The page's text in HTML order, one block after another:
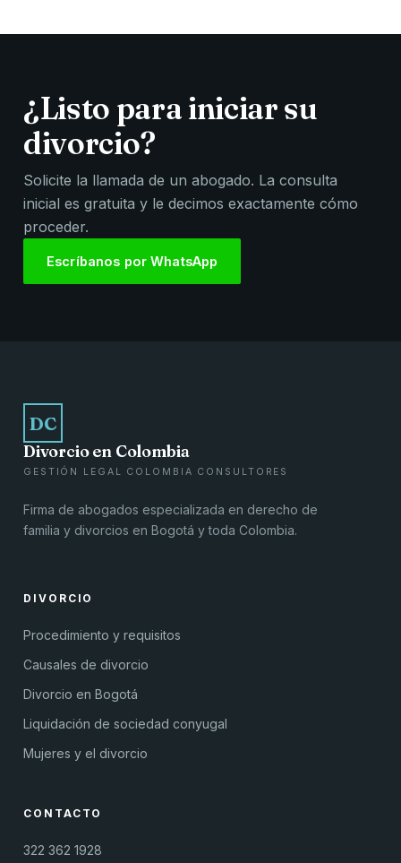
¿Listo para iniciar su
divorcio?
Solicite la llamada de un abogado. La consulta
inicial es gratuita y le decimos exactamente cómo
proceder.
Escríbanos por WhatsApp
DC
Divorcio en Colombia
GESTIÓN LEGAL COLOMBIA CONSULTORES
Firma de abogados especializada en derecho de
familia y divorcios en Bogotá y toda Colombia.
DIVORCIO
Procedimiento y requisitos
Causales de divorcio
Divorcio en Bogotá
Liquidación de sociedad conyugal
Mujeres y el divorcio
CONTACTO
322 362 1928